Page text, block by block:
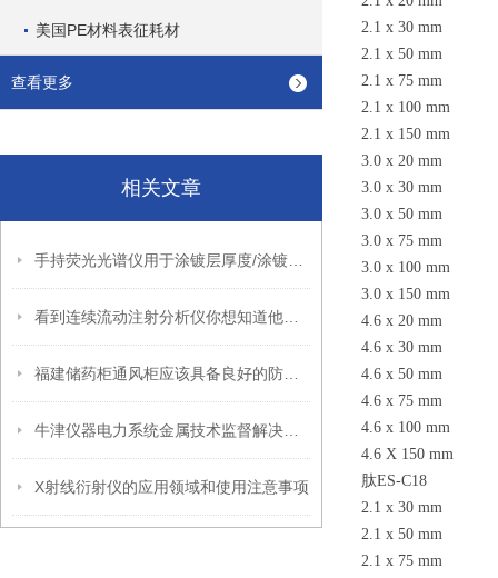
美国PE材料表征耗材
查看更多
相关文章
X射线衍射仪的应用领域和使用注意事项
2.1 x 30 mm
2.1 x 50 mm
2.1 x 75 mm
2.1 x 100 mm
2.1 x 150 mm
3.0 x 20 mm
3.0 x 30 mm
3.0 x 50 mm
3.0 x 75 mm
3.0 x 100 mm
3.0 x 150 mm
4.6 x 20 mm
4.6 x 30 mm
4.6 x 50 mm
4.6 x 75 mm
4.6 x 100 mm
4.6 X 150 mm
肽ES-C18
2.1 x 30 mm
2.1 x 50 mm
2.1 x 75 mm